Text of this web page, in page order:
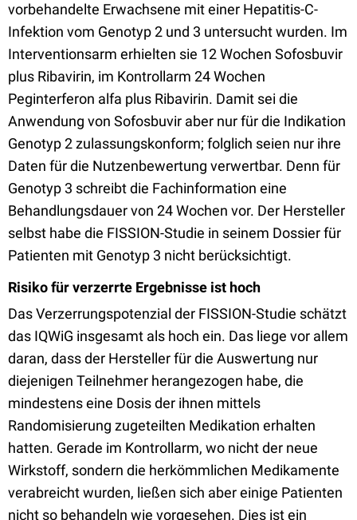
vorbehandelte Erwachsene mit einer Hepatitis-C-
Infektion vom Genotyp 2 und 3 untersucht wurden. Im
Interventionsarm erhielten sie 12 Wochen Sofosbuvir
plus Ribavirin, im Kontrollarm 24 Wochen
Peginterferon alfa plus Ribavirin. Damit sei die
Anwendung von Sofosbuvir aber nur für die Indikation
Genotyp 2 zulassungskonform; folglich seien nur ihre
Daten für die Nutzenbewertung verwertbar. Denn für
Genotyp 3 schreibt die Fachinformation eine
Behandlungsdauer von 24 Wochen vor. Der Hersteller
selbst habe die FISSION-Studie in seinem Dossier für
Patienten mit Genotyp 3 nicht berücksichtigt.
Risiko für verzerrte Ergebnisse ist hoch
Das Verzerrungspotenzial der FISSION-Studie schätzt
das IQWiG insgesamt als hoch ein. Das liege vor allem
daran, dass der Hersteller für die Auswertung nur
diejenigen Teilnehmer herangezogen habe, die
mindestens eine Dosis der ihnen mittels
Randomisierung zugeteilten Medikation erhalten
hatten. Gerade im Kontrollarm, wo nicht der neue
Wirkstoff, sondern die herkömmlichen Medikamente
verabreicht wurden, ließen sich aber einige Patienten
nicht so behandeln wie vorgesehen. Dies ist ein